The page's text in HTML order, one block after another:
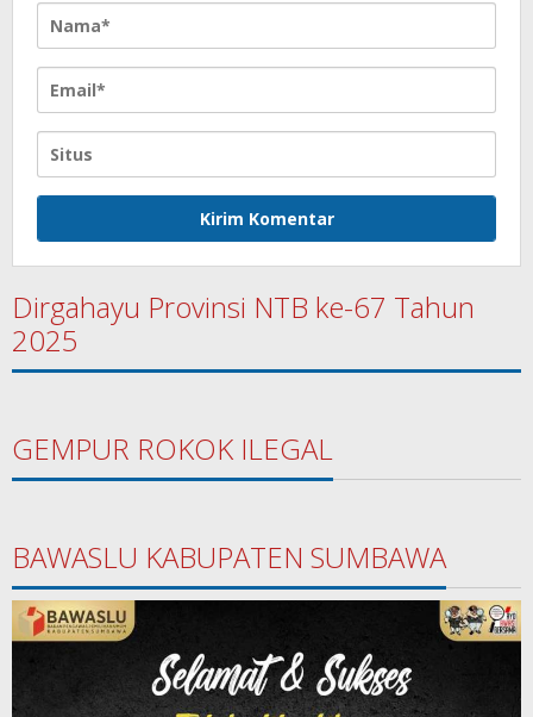
Dirgahayu Provinsi NTB ke-67 Tahun
2025
GEMPUR ROKOK ILEGAL
BAWASLU KABUPATEN SUMBAWA